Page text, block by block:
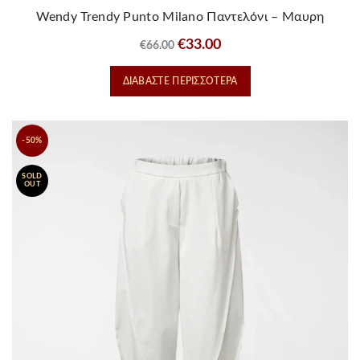
Wendy Trendy Punto Milano Παντελόνι – Μαυρη
€66.00 Original
price
was:
€33.00Η
τρέχουσα
τιμή
€33.00.
ΔΙΑΒΆΣΤΕ ΠΕΡΙΣΣΌΤΕΡΑ
-50%
SOLD
OUT